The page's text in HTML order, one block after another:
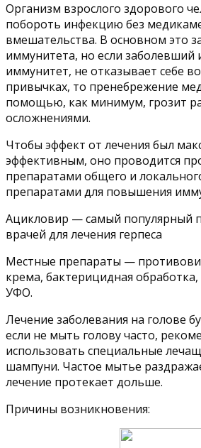
Организм взрослого здорового
побороть инфекцию без
вмешательства. В основном это
иммунитета, но если заболевший
иммунитет, не отказывает себе
привычках, то пренебрежение
помощью, как минимум, грозит
осложнениями.
Чтобы эффект от лечения был
эффективным, оно проводится
препаратами общего и
препаратами для повышения
Ацикловир — самый популярный
врачей для лечения герпеса
Местные препараты —
крема, бактерицидная
УФО.
Лечение заболевания на голове
если не мыть голову часто,
использовать специальные
шампуни. Частое мытье
лечение протекает дольше.
Причины возникновения: